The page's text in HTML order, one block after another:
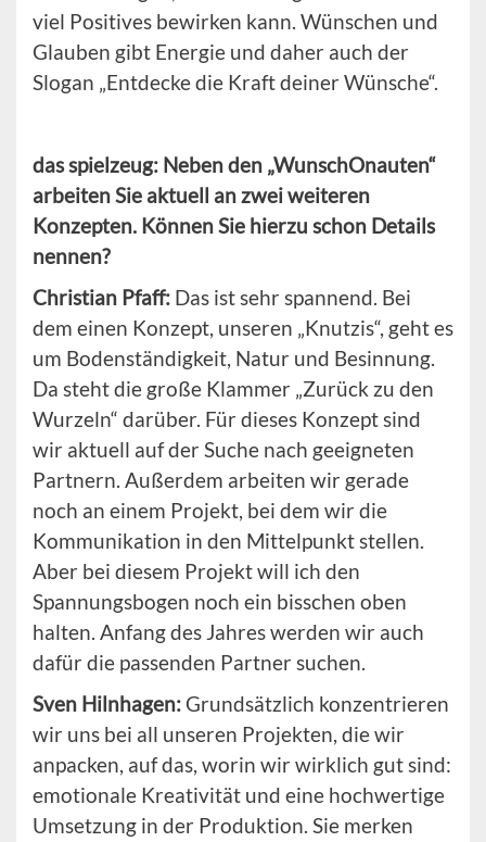
viel Positives bewirken kann. Wünschen und
Glauben gibt Energie und daher auch der
Slogan „Entdecke die Kraft deiner Wünsche“.
das spielzeug: Neben den „WunschOnauten“
arbeiten Sie aktuell an zwei weiteren
Konzepten. Können Sie hierzu schon Details
nennen?
Christian Pfaff: Das ist sehr spannend. Bei
dem einen Konzept, unseren „Knutzis“, geht es
um Bodenständigkeit, Natur und Besinnung.
Da steht die große Klammer „Zurück zu den
Wurzeln“ darüber. Für dieses Konzept sind
wir aktuell auf der Suche nach geeigneten
Partnern. Außerdem arbeiten wir gerade
noch an einem Projekt, bei dem wir die
Kommunikation in den Mittelpunkt stellen.
Aber bei diesem Projekt will ich den
Spannungsbogen noch ein bisschen oben
halten. Anfang des Jahres werden wir auch
dafür die passenden Partner suchen.
Sven Hilnhagen: Grundsätzlich konzentrieren
wir uns bei all unseren Projekten, die wir
anpacken, auf das, worin wir wirklich gut sind:
emotionale Kreativität und eine hochwertige
Umsetzung in der Produktion. Sie merken